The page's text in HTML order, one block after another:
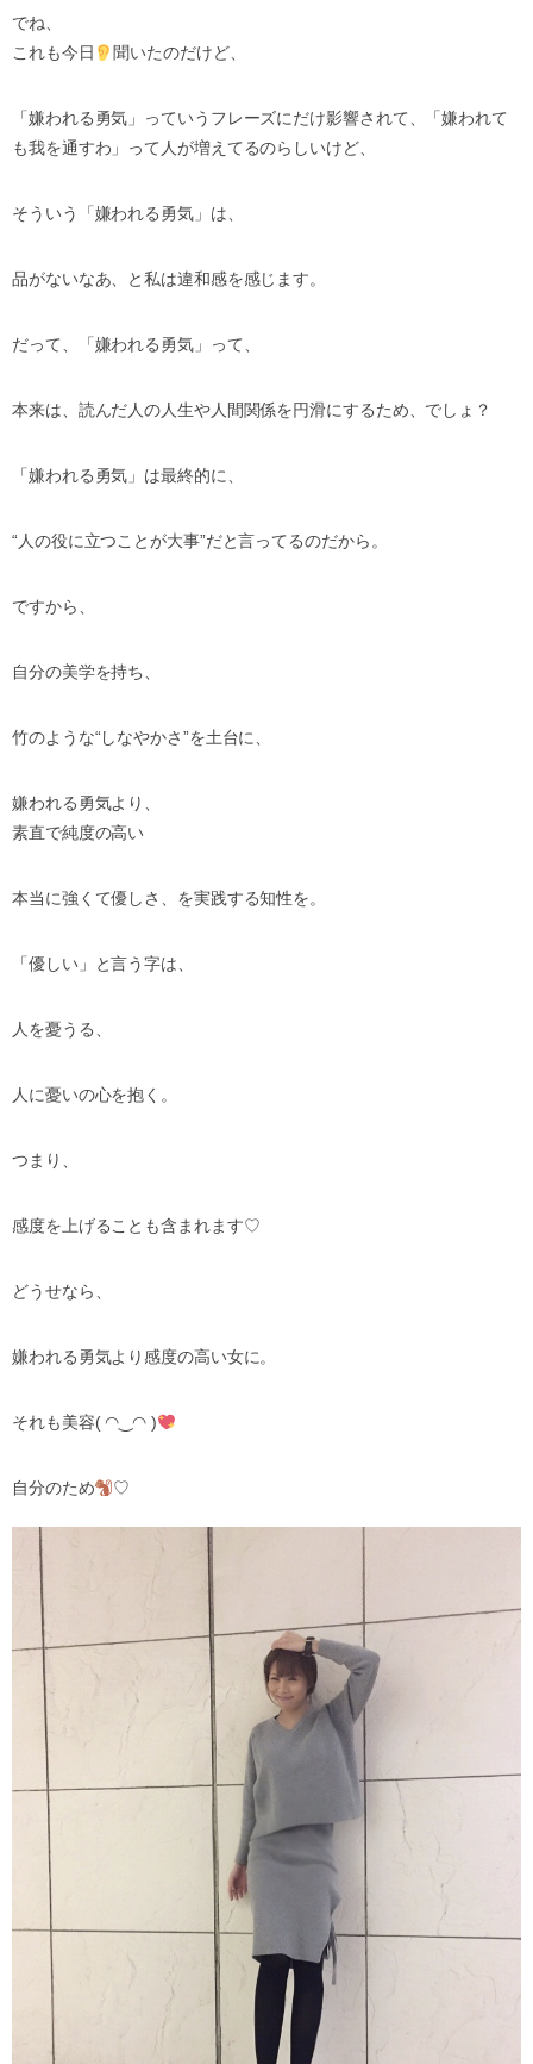
でね、
これも今日
聞いたのだけど、
「嫌われる勇気」っていうフレーズにだけ影響されて、「嫌われて
も我を通すわ」って人が増えてるのらしいけど、
そういう「嫌われる勇気」は、
品がないなあ、と私は違和感を感じます。
だって、「嫌われる勇気」って、
本来は、読んだ人の人生や人間関係を円滑にするため、でしょ？
「嫌われる勇気」は最終的に、
“人の役に立つことが大事”だと言ってるのだから。
ですから、
自分の美学を持ち、
竹のような“しなやかさ”を土台に、
嫌われる勇気より、
素直で純度の高い
本当に強くて優しさ、を実践する知性を。
「優しい」と言う字は、
人を憂うる、
人に憂いの心を抱く。
つまり、
感度を上げることも含まれます♡
どうせなら、
嫌われる勇気より感度の高い女に。
それも美容( ◠‿◠ )
自分のため ♡